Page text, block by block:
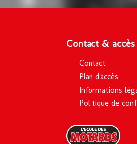
Contact & accès
Contact
Plan d'accès
Informations
Politique de